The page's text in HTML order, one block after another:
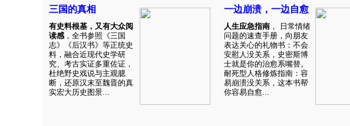
三国的真相
有史料根基，又有大众阅
读感 ，全书参照《三国
志》《后汉书》等正统史
料，融合近现代史学研
究、考古实证多重佐证，
杜绝野史戏说与主观臆
断，还原汉末至魏晋的真
实宏大历史图景...
一边崩溃，一边自愈
人生应急指南 ， 日常情绪
问题的速查手册，向朋友
表达关心的礼物书：不会
安慰人没关系，史密斯博
士就是你的治愈系嘴替。
耐死型人格修炼指南：容
易崩溃没关系，这本书帮
你容易自愈...